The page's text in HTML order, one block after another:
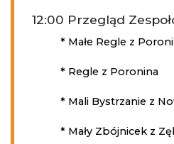
12:00 Przegląd
* Małe Regle z
* Regle z Poronina
* Mali Bystrzanie z
* Mały Zbójnicek z